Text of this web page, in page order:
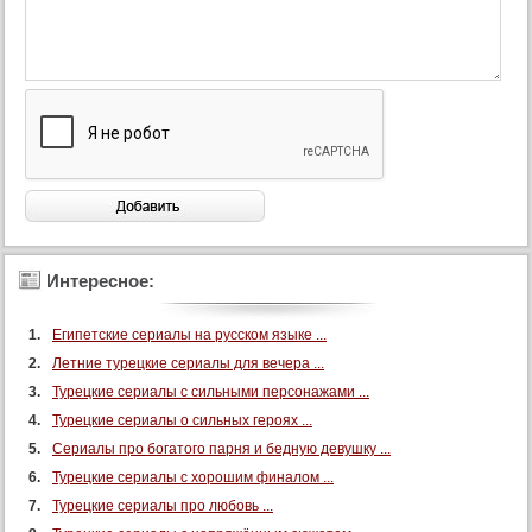
75 серия (суб)
79 серия (суб)
81 серия (суб)
82 серия (суб)
83 серия (суб)
86 серия (суб)
Интересное:
Египетские сериалы на русском языке ...
Летние турецкие сериалы для вечера ...
Турецкие сериалы с сильными персонажами ...
Турецкие сериалы о сильных героях ...
Сериалы про богатого парня и бедную девушку ...
Турецкие сериалы с хорошим финалом ...
Турецкие сериалы про любовь ...